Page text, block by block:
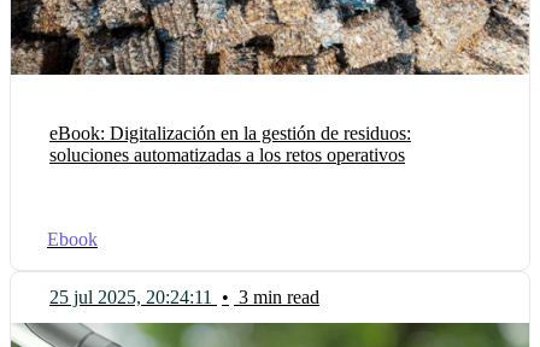
eBook: Digitalización en la gestión de residuos:
soluciones automatizadas a los retos operativos
Ebook
25 jul 2025, 20:24:11 • 3 min read